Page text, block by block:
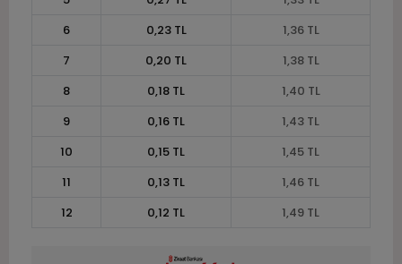
6
0,23 TL
1,36 TL
7
0,20 TL
1,38 TL
8
0,18 TL
1,40 TL
9
0,16 TL
1,43 TL
10
0,15 TL
1,45 TL
11
0,13 TL
1,46 TL
12
0,12 TL 1,49 TL